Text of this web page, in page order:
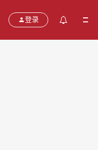
登录